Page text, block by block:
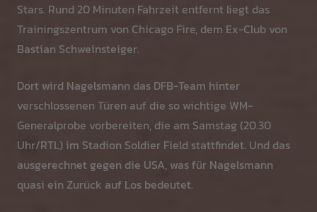
Stars. Rund 20 Minuten Fahrzeit entfernt liegt das
Trainingszentrum von Chicago Fire, dem Ex-Club von
Bastian Schweinsteiger.
Dort wird Nagelsmann das DFB-Team hinter
verschlossenen Türen auf die so wichtige WM-
Generalprobe vorbereiten, die am Samstag (20.30
Uhr/RTL) im Stadion Soldier Field stattfindet. Und das
ausgerechnet gegen die USA, was für Nagelsmann
quasi ein Zurück auf Los bedeutet.